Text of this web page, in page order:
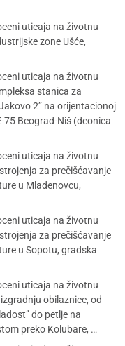
uticaja na životnu
zone Ušće,
uticaja na životnu
stanica za
2” na orijentacionoj
Beograd-Niš (deonica
uticaja na životnu
za prečišćavanje
u Mladenovcu,
uticaja na životnu
za prečišćavanje
u Sopotu, gradska
uticaja na životnu
obilaznice, od
do petlje na
preko Kolubare, …